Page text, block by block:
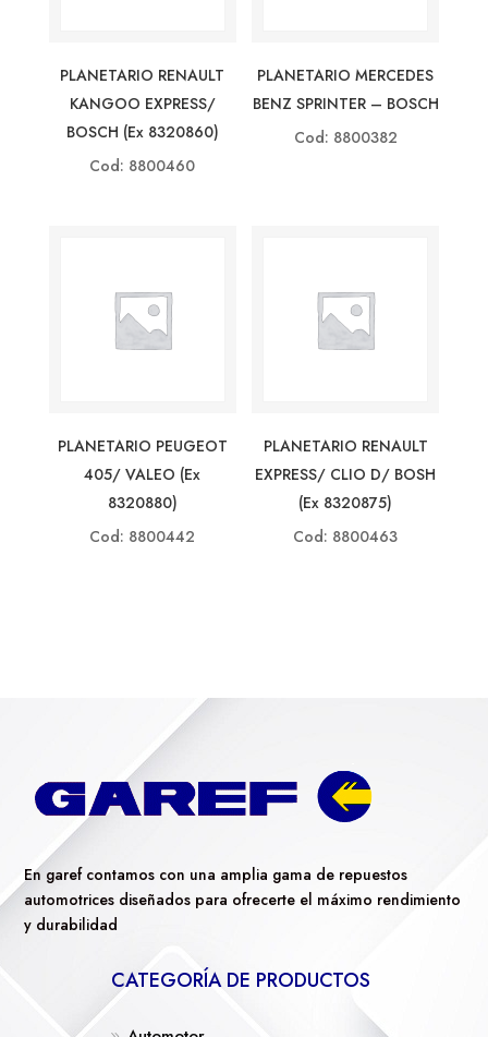
PLANETARIO RENAULT
KANGOO EXPRESS/
BOSCH (ex 8320860)
Cod: 8800460
PLANETARIO MERCEDES
BENZ SPRINTER – BOSCH
Cod: 8800382
PLANETARIO PEUGEOT
405/ VALEO (ex
8320880)
Cod: 8800442
PLANETARIO RENAULT
EXPRESS/ CLIO D/ BOSH
(ex 8320875)
Cod: 8800463
En garef contamos con una amplia gama de repuestos
automotrices diseñados para ofrecerte el máximo rendimiento
y durabilidad
CATEGORÍA DE PRODUCTOS